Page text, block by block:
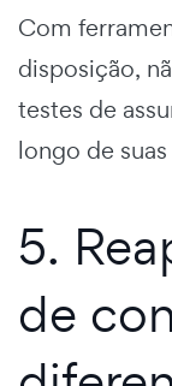
Com
disposição,
testes de
longo de
5.
de